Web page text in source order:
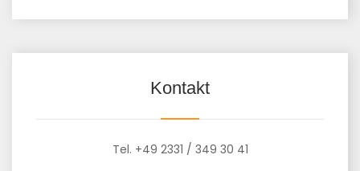
Kontakt
Tel. +49 2331 / 349 30 41